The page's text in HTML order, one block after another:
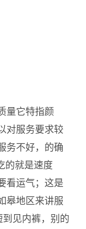
量它特指颜
对服务要求较
务不好，的确
的就是速度
看运气；这是
皋地区来讲服
见内裤，别的